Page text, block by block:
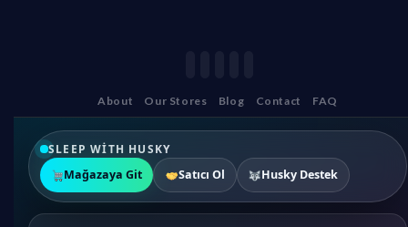
About Our Stores Blog Contact FAQ
SLEEP WITH HUSKY
Mağazaya Git
Satıcı Ol Husky Destek